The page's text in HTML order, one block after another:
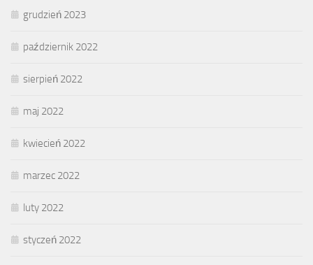
grudzień 2023
październik 2022
sierpień 2022
maj 2022
kwiecień 2022
marzec 2022
luty 2022
styczeń 2022